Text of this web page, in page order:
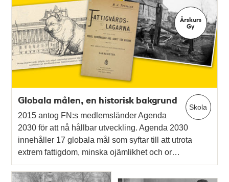
Årskurs
Gy
Skola
Globala målen, en historisk bakgrund
2015 antog FN:s medlemsländer Agenda
2030 för att nå hållbar utveckling. Agenda 2030
innehåller 17 globala mål som syftar till att utrota
extrem fattigdom, minska ojämlikhet och or…